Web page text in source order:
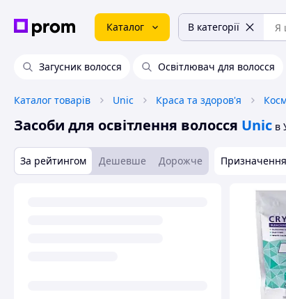
Каталог В категорії
Загусник волосся Освітлювач для волосся
Каталог товарів Unic Краса та здоров'я
Засоби для освітлення волосся Unic в
За рейтингом Дешевше Дорожче Призначення